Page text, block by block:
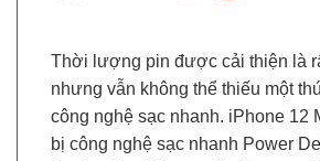
Thời lượng pin được cải thiện là
nhưng vẫn không thể thiếu một
công nghệ sạc nhanh. iPhone 12
bị công nghệ sạc nhanh Power